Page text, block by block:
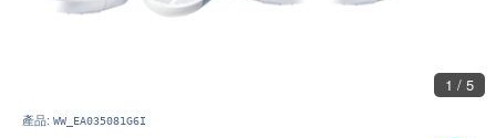
1 / 5
產品: WW_EA035081G6I